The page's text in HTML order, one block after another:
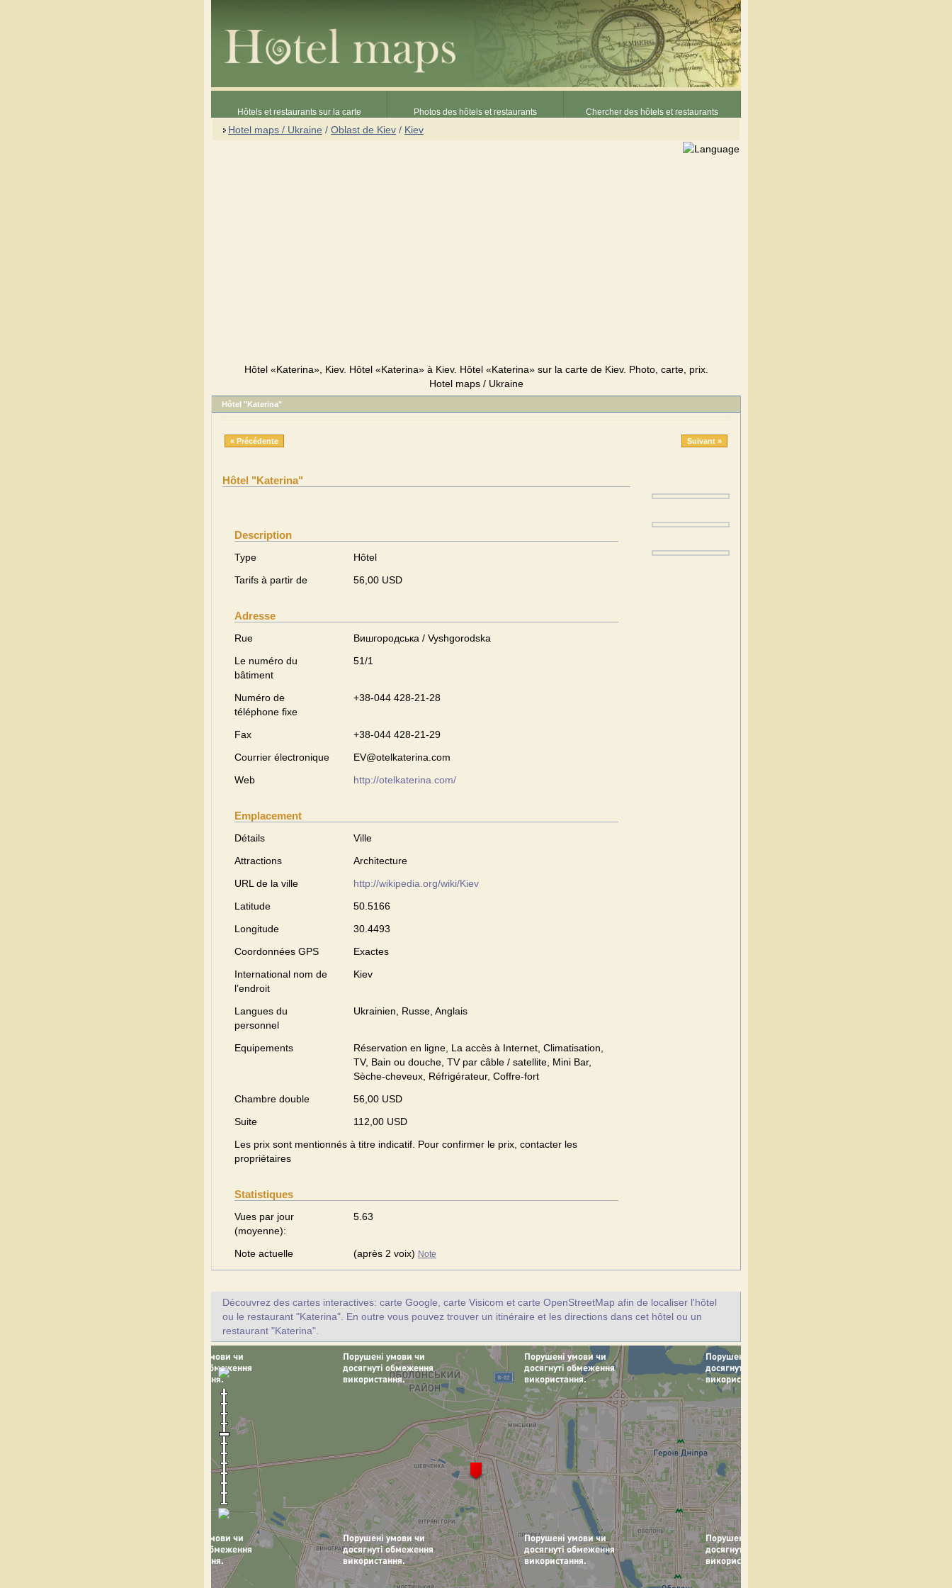
Hôtels et restaurants sur la carte Photos des hôtels et restaurants Chercher des hôtels et restaurants
Hotel maps / Ukraine / Oblast de Kiev / Kiev
Hôtel «Katerina», Kiev. Hôtel «Katerina» à Kiev. Hôtel «Katerina» sur la carte de Kiev. Photo, carte, prix.
Hotel maps / Ukraine
Hôtel "Katerina"
« Précédente Suivant »
Hôtel "Katerina"
Description
Type
Hôtel
Tarifs à partir de
56,00 USD
Adresse
Rue
Вишгородська / Vyshgorodska
Le numéro du
bâtiment
51/1
Numéro de
téléphone fixe
+38-044 428-21-28
Fax
+38-044 428-21-29
Courrier électronique
EV@otelkaterina.com
Web
http://otelkaterina.com/
Emplacement
Détails
Ville
Attractions
Architecture
URL de la ville
http://wikipedia.org/wiki/Kiev
Latitude
50.5166
Longitude
30.4493
Coordonnées GPS
Exactes
International nom de
l’endroit
Kiev
Langues du
personnel
Ukrainien, Russe, Anglais
Equipements
Réservation en ligne, La accès à Internet, Climatisation,
TV, Bain ou douche, TV par câble / satellite, Mini Bar,
Sèche-cheveux, Réfrigérateur, Coffre-fort
Chambre double
56,00 USD
Suite
112,00 USD
Les prix sont mentionnés à titre indicatif. Pour confirmer le prix, contacter les
propriétaires
Statistiques
Vues par jour
(moyenne):
5.63
Note actuelle (après 2 voix) Note
Découvrez des cartes interactives: carte Google, carte Visicom et carte OpenStreetMap afin de localiser l'hôtel
ou le restaurant "Katerina". En outre vous pouvez trouver un itinéraire et les directions dans cet hôtel ou un
restaurant "Katerina".